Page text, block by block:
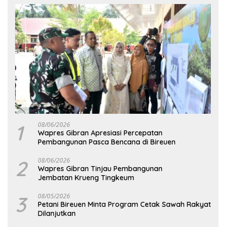
1 08/06/2026
Wapres Gibran Apresiasi Percepatan
Pembangunan Pasca Bencana di Bireuen
2 08/06/2026
Wapres Gibran Tinjau Pembangunan
Jembatan Krueng Tingkeum
3 08/05/2026
Petani Bireuen Minta Program Cetak Sawah Rakyat
Dilanjutkan